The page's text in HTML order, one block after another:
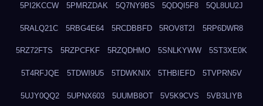
5PI2KCCW 5PMRZDAK 5Q7NY9BS 5QDQI5F8 5QL8UU2J
5RALQ21C 5RBG4E64 5RCDBBFD 5ROV8T2I 5RP6DWR8
5RZ72FTS 5RZPCFKF 5RZQDHMO 5SNLKYWW 5ST3XE0K
5T4RFJQE 5TDWI9U5 5TDWKNIX 5THBIEFD 5TVPRN5V
5UJY0QQ2 5UPNX603 5UUMB8OT 5V5K9CVS 5VB3LIYB